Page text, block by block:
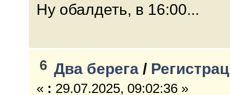
Ну обалдеть, в 16:00...
6 Два берега /
« : 29.07.2025, 09:02:36 »